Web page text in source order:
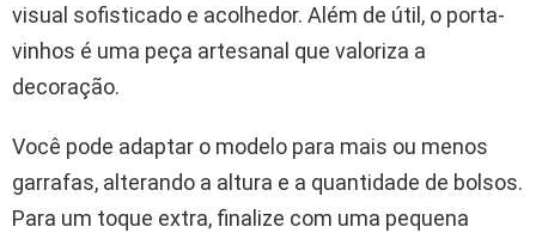
visual sofisticado e acolhedor. Além de útil, o porta-
vinhos é uma peça artesanal que valoriza a
decoração.
Você pode adaptar o modelo para mais ou menos
garrafas, alterando a altura e a quantidade de bolsos.
Para um toque extra, finalize com uma pequena